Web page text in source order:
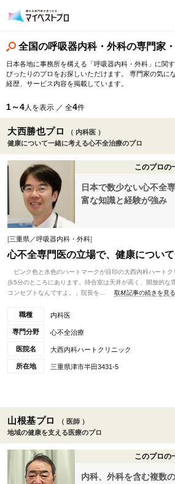
全国の呼吸器内科・外科の専門家
日本各地に事務所を構える「呼吸器内科・外科」に関
ぴったりのプロをお探しいただけます。 専門家の気に
経歴、サービス内容を掲載しています。
1～4人を表示 ／ 全4件
大西勝也プロ
（ 内科医 ）
健康について一緒に考える心不全治療のプロ
このプロの
日本で数少ない心不全
富な知識と経験が強み
[三重県／呼吸器内科・外科]
心不全専門医の立場で、健康につい
ピンク色と水色のハートマークが目印の大西内科ハートク
歩5分のところにあります。待合室は天井が高く、開放的な
コンセプトなんですよ。」院長を...
取材記事の続きを見
職種 内科医
専門分野 心不全治療
医院名 大西内科ハートクリニック
所在地 三重県津市半田3431-5
山根基プロ
（ 医師 ）
地域の健康を支える医療のプロ
このプロの
内科、外科を含む複数